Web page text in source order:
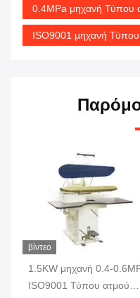
0.4MPa μηχανή Τύπου
ISO9001 μηχανή
βίντεο
1.5KW μηχανή 0.4-
ISO9001 Τύπου ατμού